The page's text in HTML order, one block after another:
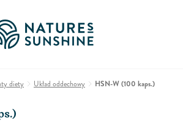
diety Układ oddechowy HSN-W (100 kaps.)